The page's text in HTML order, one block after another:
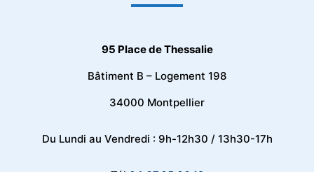
95 Place de Thessalie
Bâtiment B – Logement 198
34000 Montpellier
Du Lundi au Vendredi : 9h-12h30 / 13h30-17h